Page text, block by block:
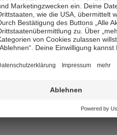
,
Schuld­ner­be­ra­tung,
Un­ter­halt, Haf­tung,
in der